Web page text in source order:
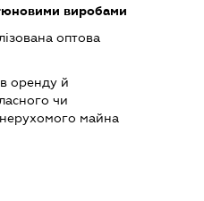
виробами
оптова
оренду й
чи
майна